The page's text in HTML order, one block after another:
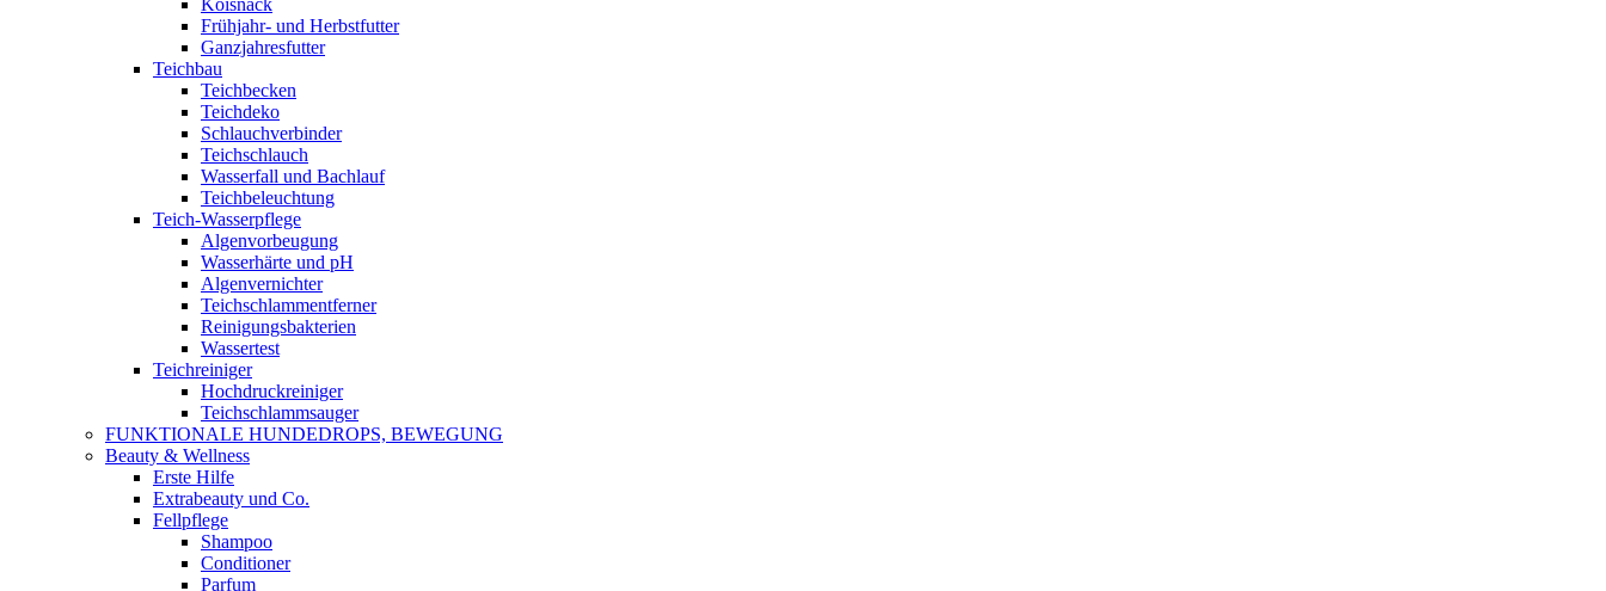
Koisnack
Frühjahr- und Herbstfutter
Ganzjahresfutter
Teichbau
Teichbecken
Teichdeko
Schlauchverbinder
Teichschlauch
Wasserfall und Bachlauf
Teichbeleuchtung
Teich-Wasserpflege
Algenvorbeugung
Wasserhärte und pH
Algenvernichter
Teichschlammentferner
Reinigungsbakterien
Wassertest
Teichreiniger
Hochdruckreiniger
Teichschlammsauger
FUNKTIONALE HUNDEDROPS, BEWEGUNG
Beauty & Wellness
Erste Hilfe
Extrabeauty und Co.
Fellpflege
Shampoo
Conditioner
Parfum